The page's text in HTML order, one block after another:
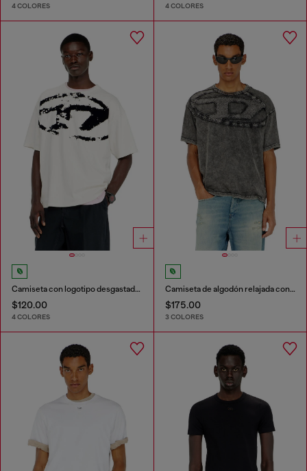
4 COLORES 4 COLORES
Camiseta con logotipo desgastado en relieve
$120.00
4 COLORES
Camiseta de algodón relajada con aplique Oval D
$175.00
3 COLORES